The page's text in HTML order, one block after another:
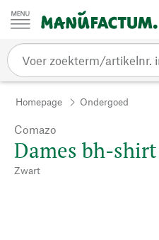
Passer au contenu
Homepage Ondergoed
Comazo
Dames bh-
Zwart